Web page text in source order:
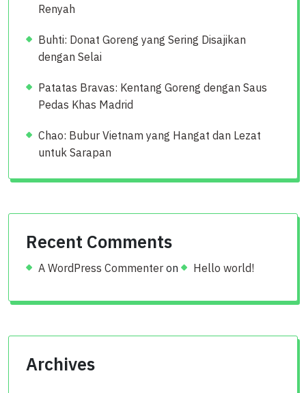
Renyah
Buhti: Donat Goreng yang Sering Disajikan
dengan Selai
Patatas Bravas: Kentang Goreng dengan Saus
Pedas Khas Madrid
Chao: Bubur Vietnam yang Hangat dan Lezat
untuk Sarapan
Recent Comments
A WordPress Commenter on Hello world!
Archives